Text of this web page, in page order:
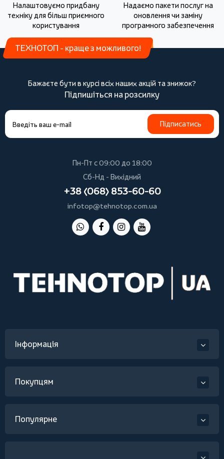
Налаштовуємо придбану
техніку для більш приємного
користування
Надаємо пакети послуг на
оновлення чи заміну
програмного забезпечення
ТЕХНОТОП - краще з можливого!
Бажаєте бути в курсі всіх наших акцій та знижок?
Підпишіться на розсилку
Підписатись
Пн-Пт с 09:00 до 18:00
Сб-Нд - Вихідний
+38 (068) 853-60-60
infotop@tehnotop.com.ua
Інформація
Покупцям
Популярне